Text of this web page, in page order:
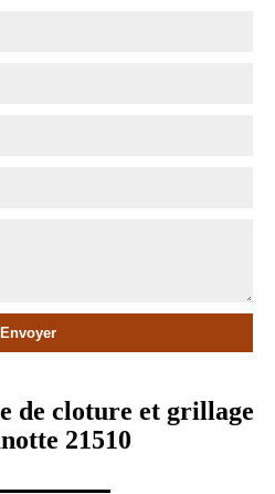
de cloture et grillage
21510